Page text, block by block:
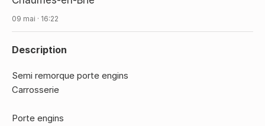
09 mai · 16:22
Description
Semi remorque porte engins
Carrosserie
Porte engins